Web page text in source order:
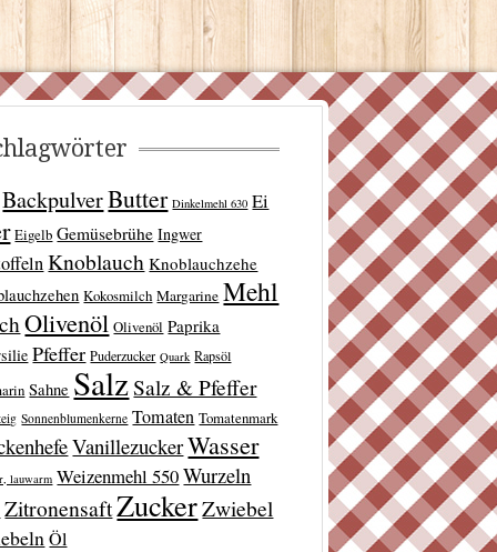
BackpulverButter Dinkelmehl 630 Ei
Eigelb Gemüsebrühe Ingwer
Knoblauch Knoblauchzehe
Kokosmilch Margarine Mehl
Olivenöl Olivenöl Paprika
Pfeffer Puderzucker Quark Rapsöl
Sahne SalzSalz & Pfeffer
Sonnenblumenkerne Tomaten Tomatenmark
VanillezuckerWasser
lauwarm Weizenmehl 550Wurzeln
ZitronensaftZuckerZwiebel
Öl